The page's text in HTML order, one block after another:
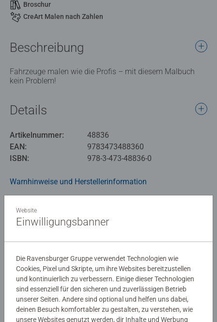
Broschur
CreArt Malen nach Zahlen
Beschreibung
Fahrzeuge malen wie die Profis – mit diesem Malbuch
kein Problem!
Details
Artikelnummer:
48836
EAN:
9783473488360
ISBN:
978-3-473-48836-0
Warnhinweise und Herstellerinformation
Ähnliche Produkte
Noch keine Bewertungen
abgegeben
0/0
Website
Einwilligungsbanner
Die Ravensburger Gruppe verwendet Technologien wie
Cookies, Pixel und Skripte, um ihre Websites bereitzustellen
und kontinuierlich zu verbessern. Einige dieser Technologien
sind essenziell für den sicheren und zuverlässigen Betrieb
unserer Seiten. Andere sind optional und helfen uns dabei,
deinen Besuch komfortabler zu gestalten, zu verstehen, wie
unsere Websites genutzt werden, dir Inhalte und Werbung